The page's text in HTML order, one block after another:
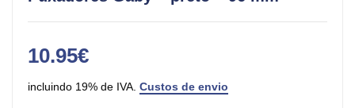
10.95€
incluindo 19% de IVA. Custos de envio